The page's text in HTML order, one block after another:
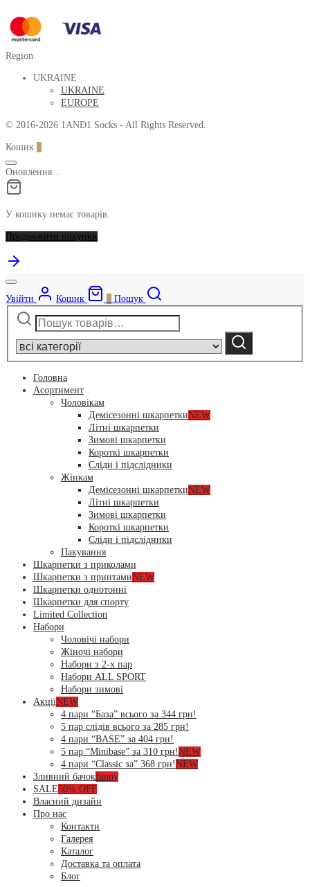
Region
UKRAINE
UKRAINE
EUROPE
© 2016-2026 1AND1 Socks - All Rights Reserved.
Кошик
Оновлення…
У кошику немає товарів.
Продовжити покупки
Увійти Кошик
Пошук
Шукати:
category:
Шукати
Головна
Асортимент
Чоловікам
Демісезонні шкарпеткиNEW
Літні шкарпетки
Зимові шкарпетки
Короткі шкарпетки
Сліди і підслідники
Жінкам
Демісезонні шкарпеткиNEW
Літні шкарпетки
Зимові шкарпетки
Короткі шкарпетки
Сліди і підслідники
Пакування
Шкарпетки з приколами
Шкарпетки з принтамиNEW
Шкарпетки однотонні
Шкарпетки для спорту
Limited Collection
Набори
Чоловічі набори
Жіночі набори
Набори з 2-х пар
Набори ALL SPORT
Набори зимові
АкціїNEW
4 пари “База” всього за 344 грн!
5 пар слідів всього за 285 грн!
4 пари “BASE” за 404 грн!
5 пар “Minibase” за 310 грн!NEW
4 пари “Classic за” 368 грн!NEW
Зливний бачокfunny
SALE50% OFF
Власний дизайн
Про нас
Контакти
Галерея
Каталог
Доставка та оплата
Блог